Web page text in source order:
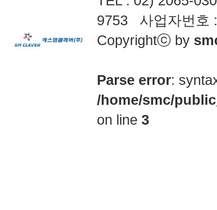
9753 사업자번호
Copyrightⓒ by
Parse error:
/home/smc/
on line 3